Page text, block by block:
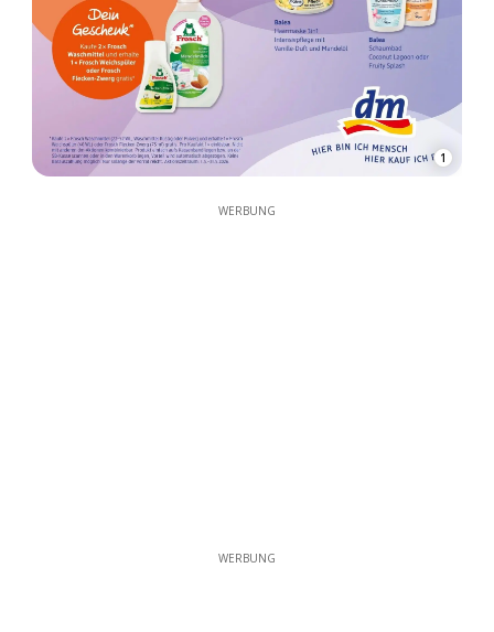
1
WERBUNG
WERBUNG